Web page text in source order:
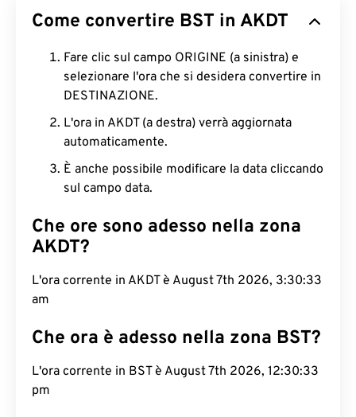
Come convertire BST in AKDT
Fare clic sul campo ORIGINE (a sinistra) e
selezionare l'ora che si desidera convertire in
DESTINAZIONE.
L'ora in AKDT (a destra) verrà aggiornata
automaticamente.
È anche possibile modificare la data cliccando
sul campo data.
Che ore sono adesso nella zona
AKDT?
L'ora corrente in AKDT è August 7th 2026, 3:30:34
am
Che ora è adesso nella zona BST?
L'ora corrente in BST è August 7th 2026, 12:30:34
pm